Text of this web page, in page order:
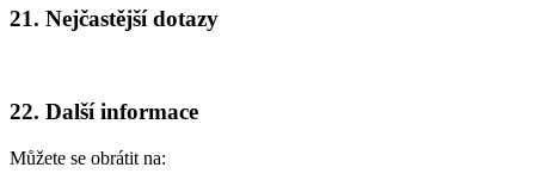
21. Nejčastější dotazy
22. Další informace
Můžete se obrátit na: